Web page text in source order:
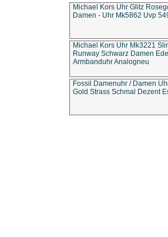
Michael Kors Uhr Glitz
Damen - Uhr Mk5862 Uvp
Michael Kors Uhr Mk3221
Runway Schwarz Damen
Armbanduhr Analogneu
Fossil Damenuhr / Damen
Gold Strass Schmal Dezent